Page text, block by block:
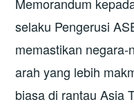
selaku Pengerusi
memastikan
arah yang lebih
biasa di rantau Asia